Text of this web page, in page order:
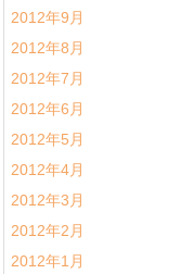
2012年9月
2012年8月
2012年7月
2012年6月
2012年5月
2012年4月
2012年3月
2012年2月
2012年1月